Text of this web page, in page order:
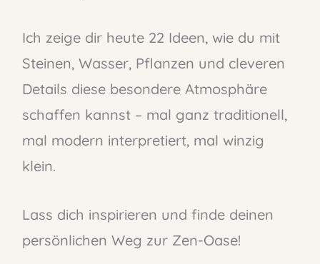
Ich zeige dir heute 22 Ideen, wie du mit
Steinen, Wasser, Pflanzen und cleveren
Details diese besondere Atmosphäre
schaffen kannst – mal ganz traditionell,
mal modern interpretiert, mal winzig
klein.
Lass dich inspirieren und finde deinen
persönlichen Weg zur Zen-Oase!